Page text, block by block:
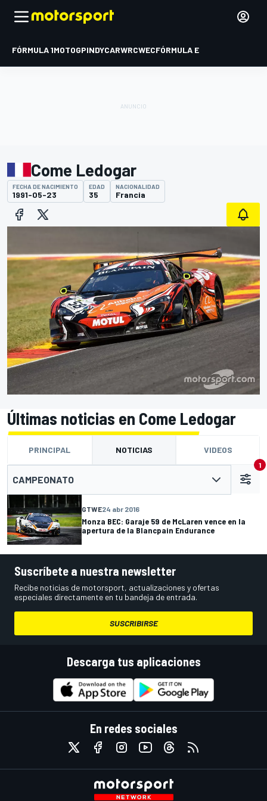
FÓRMULA 1MOTOGPINDYCARWRCWECFÓRMULA E
Come Ledogar
FECHA DE NACIMIENTO
1991-05-23
EDAD
35
NACIONALIDAD
Francia
Últimas noticias en Come Ledogar
PRINCIPAL NOTICIAS VIDEOS
CAMPEONATO
1
GTWE24 abr 2016
Monza BEC: Garaje 59 de McLaren vence en la
apertura de la Blancpain Endurance
Suscríbete a nuestra newsletter
Recibe noticias de motorsport, actualizaciones y ofertas
especiales directamente en tu bandeja de entrada.
SUSCRIBIRSE
Descarga tus aplicaciones
En redes sociales